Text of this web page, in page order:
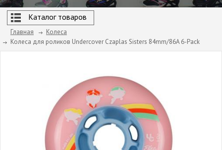
Каталог товаров
Главная
Колеса
Колеса для роликов Undercover Czaplas Sisters 84mm/86A 6-Pack